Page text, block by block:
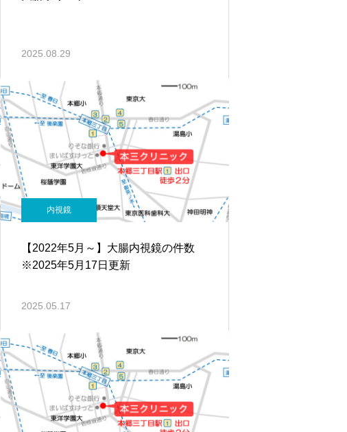
2025.08.29
内視鏡
【2022年5月～】大腸内視鏡の件数
※2025年5月17日更新
2025.05.17